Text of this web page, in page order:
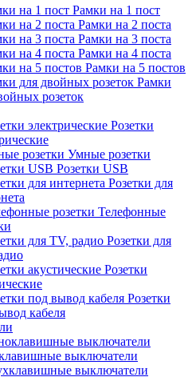
Рамки на 1 пост
Рамки на 2 поста
Рамки на 3 поста
Рамки на 4 поста
Рамки на 5 постов
Рамки
розеток
Розетки
Умные розетки
Розетки USB
Розетки для
Телефонные
Розетки для
Розетки
Розетки
кабеля
выключатели